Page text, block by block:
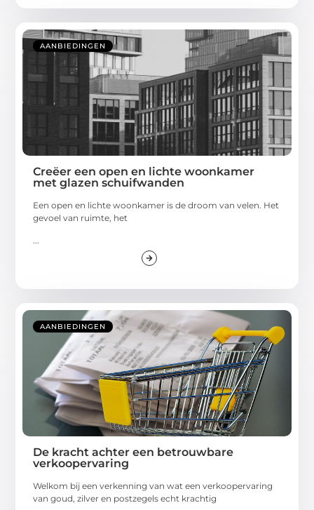
AANBIEDINGEN
Creëer een open en lichte woonkamer
met glazen schuifwanden
Een open en lichte woonkamer is de droom van velen. Het
gevoel van ruimte, het
...
AANBIEDINGEN
De kracht achter een betrouwbare
verkoopervaring
Welkom bij een verkenning van wat een verkoopervaring
van goud, zilver en postzegels echt krachtig